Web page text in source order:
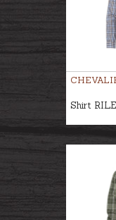
Shirt